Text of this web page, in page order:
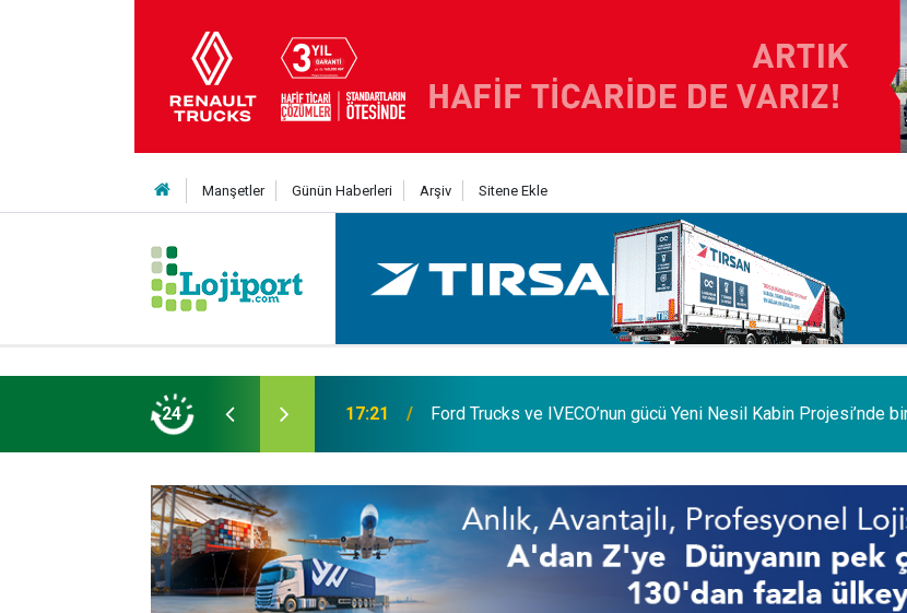
Manşetler Günün Haberleri Arşiv Sitene Ekle
24
Nesil Kabin Projesi’nde birleşecek 10:35 Treylerde iç pazar daraldı, ihracat şaha kalktı